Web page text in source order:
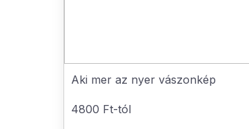
Aki mer az nyer vászonkép
4800 Ft-tól